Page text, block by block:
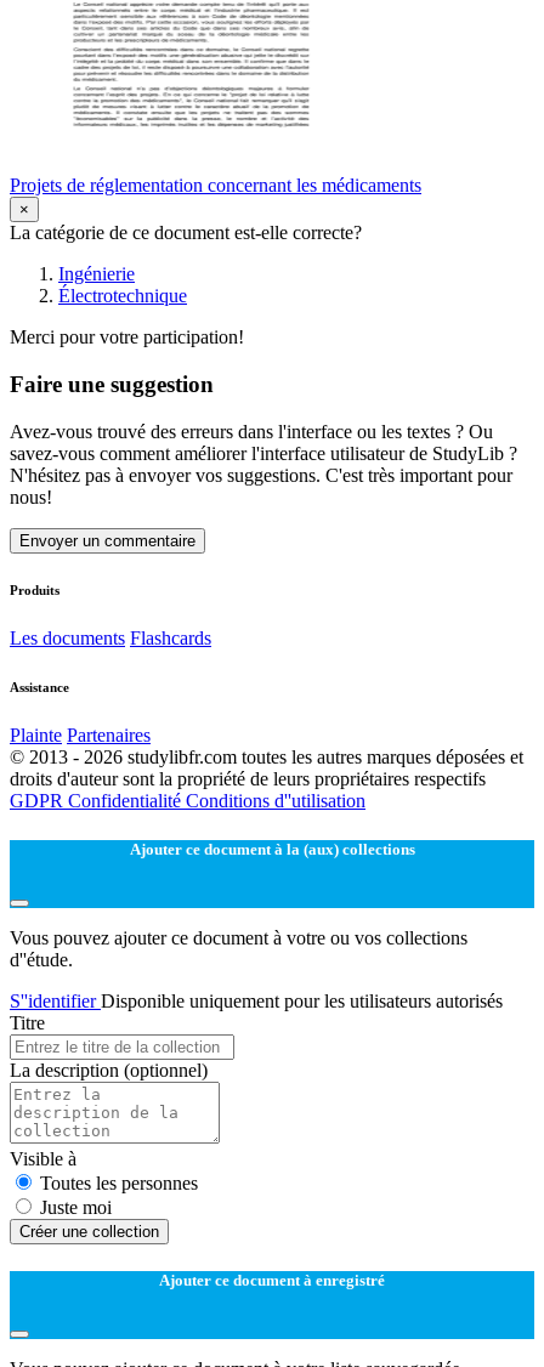
Projets de réglementation concernant les médicaments
×
La catégorie de ce document est-elle correcte?
Ingénierie
Électrotechnique
Merci pour votre participation!
Faire une suggestion
Avez-vous trouvé des erreurs dans l'interface ou les textes ? Ou
savez-vous comment améliorer l'interface utilisateur de StudyLib ?
N'hésitez pas à envoyer vos suggestions. C'est très important pour
nous!
Envoyer un commentaire
Produits
Les documents Flashcards
Assistance
Plainte Partenaires
© 2013 - 2026 studylibfr.com toutes les autres marques déposées et
droits d'auteur sont la propriété de leurs propriétaires respectifs
GDPR Confidentialité Conditions d''utilisation
Ajouter ce document à la (aux) collections
Vous pouvez ajouter ce document à votre ou vos collections
d''étude.
S''identifierDisponible uniquement pour les utilisateurs autorisés
Titre
La description (optionnel)
Visible à
Toutes les personnes
Juste moi
Créer une collection
Ajouter ce document à enregistré